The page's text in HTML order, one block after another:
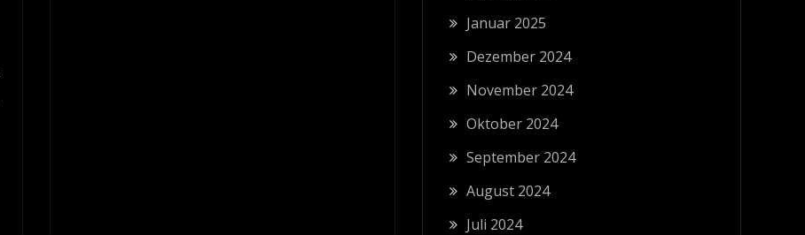
Januar 2025
Dezember 2024
November 2024
Oktober 2024
September 2024
August 2024
Juli 2024